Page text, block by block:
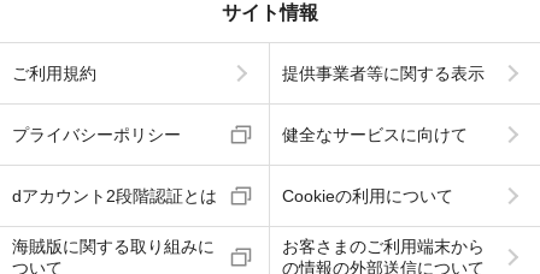
サイト情報
ご利用規約 提供事業者等に関する表示
プライバシーポリシー 健全なサービスに向けて
dアカウント2段階認証とは Cookieの利用について
海賊版に関する取り組みに
ついて
お客さまのご利用端末から
の情報の外部送信について